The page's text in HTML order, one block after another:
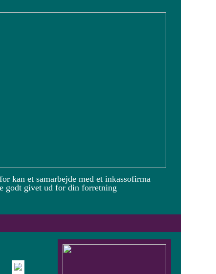
kan et samarbejde med et inkassofirma
godt givet ud for din forretning